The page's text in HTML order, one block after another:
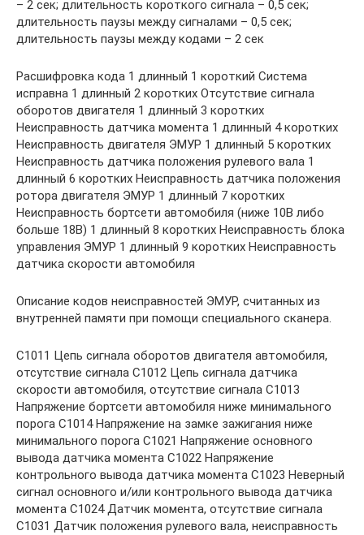
– 2 сек; длительность короткого сигнала – 0,5 сек;
длительность паузы между сигналами – 0,5 сек;
длительность паузы между кодами – 2 сек
Расшифровка кода 1 длинный 1 короткий Система
исправна 1 длинный 2 коротких Отсутствие сигнала
оборотов двигателя 1 длинный 3 коротких
Неисправность датчика момента 1 длинный 4 коротких
Неисправность двигателя ЭМУР 1 длинный 5 коротких
Неисправность датчика положения рулевого вала 1
длинный 6 коротких Неисправность датчика положения
ротора двигателя ЭМУР 1 длинный 7 коротких
Неисправность бортсети автомобиля (ниже 10В либо
больше 18В) 1 длинный 8 коротких Неисправность блока
управления ЭМУР 1 длинный 9 коротких Неисправность
датчика скорости автомобиля
Описание кодов неисправностей ЭМУР, считанных из
внутренней памяти при помощи специального сканера.
C1011 Цепь сигнала оборотов двигателя автомобиля,
отсутствие сигнала C1012 Цепь сигнала датчика
скорости автомобиля, отсутствие сигнала C1013
Напряжение бортсети автомобиля ниже минимального
порога C1014 Напряжение на замке зажигания ниже
минимального порога C1021 Напряжение основного
вывода датчика момента C1022 Напряжение
контрольного вывода датчика момента C1023 Неверный
сигнал основного и/или контрольного вывода датчика
момента C1024 Датчик момента, отсутствие сигнала
C1031 Датчик положения рулевого вала, неисправность